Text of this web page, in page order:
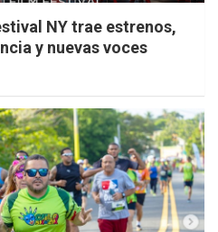
NY trae estrenos,
y nuevas voces